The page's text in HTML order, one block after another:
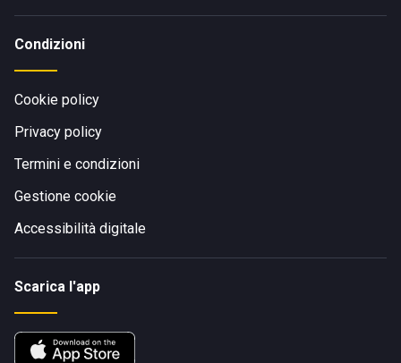
Condizioni
Cookie policy
Privacy policy
Termini e condizioni
Gestione cookie
Accessibilità digitale
Scarica l'app